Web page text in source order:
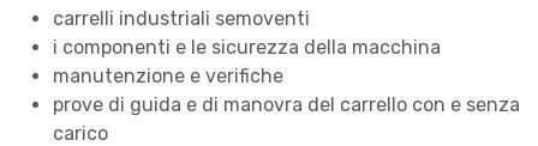
carrelli industriali semoventi
i componenti e le sicurezza della macchina
manutenzione e verifiche
prove di guida e di manovra del carrello con e senza
carico